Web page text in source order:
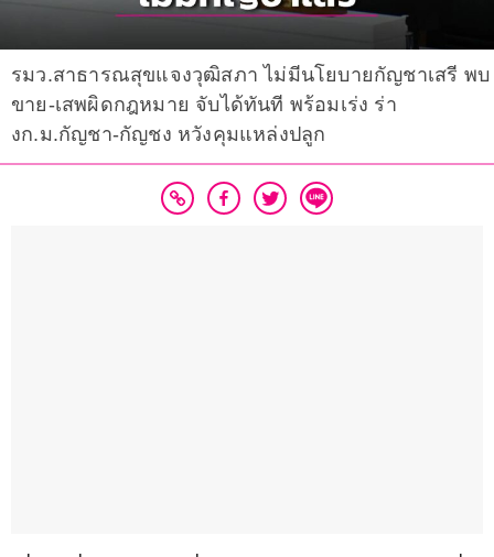
รมว.สาธารณสุขแจงวุฒิสภา ไม่มีนโยบายกัญชาเสรี พบ
ขาย-เสพผิดกฎหมาย จับได้ทันที พร้อมเร่ง ร่า
งก.ม.กัญชา-กัญชง หวังคุมแหล่งปลูก